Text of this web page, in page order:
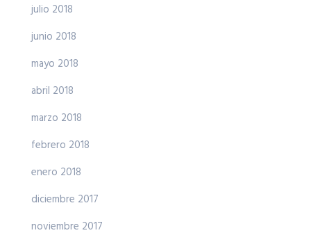
julio 2018
junio 2018
mayo 2018
abril 2018
marzo 2018
febrero 2018
enero 2018
diciembre 2017
noviembre 2017